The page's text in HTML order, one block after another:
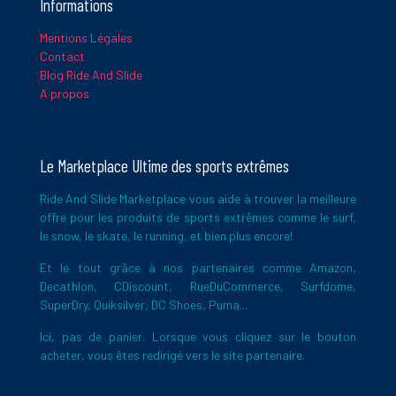
Ce site utilise Akismet pour réduire les indésirables.
plus sur la façon dont les données de vos commentaires sont
Informations
Mentions Légales
Contact
Blog Ride And Slide
A propos
Le Marketplace Ultime des sports extrêmes
Ride And Slide Marketplace vous aide à trouver la meilleure
offre pour les produits de sports extrêmes comme le surf,
le snow, le skate, le running, et bien plus encore!
Et le tout grâce à nos partenaires comme Amazon,
Decathlon, CDiscount, RueDuCommerce, Surfdome,
SuperDry, Quiksilver, DC Shoes, Puma...
Ici, pas de panier. Lorsque vous cliquez sur le bouton
acheter, vous êtes redirigé vers le site partenaire.